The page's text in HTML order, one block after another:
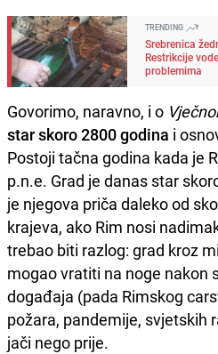
TRENDING
Srebrenica
Restrikcije
problemima
Govorimo, naravno, i o
star skoro 2800 godina i
Postoji tačna godina kada je
p.n.e. Grad je danas star
je njegova priča daleko od
krajeva, ako Rim nosi
trebao biti razlog: grad kroz
mogao vratiti na noge nakon
događaja (pada Rimskog
požara, pandemije, svjetskih
jači nego prije.